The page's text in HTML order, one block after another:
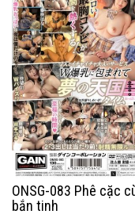
ONSG-083 Phê cặc
bắn tinh